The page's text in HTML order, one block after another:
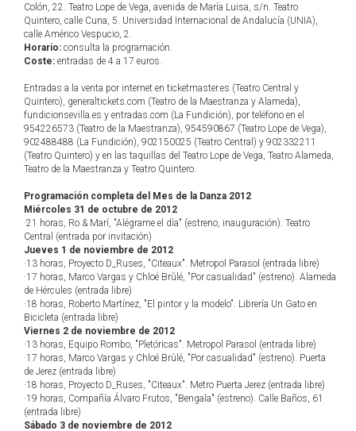
Colón, 22. Teatro Lope de Vega, avenida de María Luisa, s/n. Teatro
Quintero, calle Cuna, 5. Universidad Internacional de Andalucía (UNIA),
calle Américo Vespucio, 2.
Horario: consulta la programación.
Coste: entradas de 4 a 17 euros.
Entradas a la venta por internet en ticketmaster.es (Teatro Central y
Quintero), generaltickets.com (Teatro de la Maestranza y Alameda),
fundicionsevilla.es y entradas.com (La Fundición), por teléfono en el
954226573 (Teatro de la Maestranza), 954590867 (Teatro Lope de Vega),
902488488 (La Fundición), 902150025 (Teatro Central) y 902332211
(Teatro Quintero) y en las taquillas del Teatro Lope de Vega, Teatro Alameda,
Teatro de la Maestranza y Teatro Quintero.
Programación completa del Mes de la Danza 2012
Miércoles 31 de octubre de 2012
·21 horas, Ro & Marí, "Alégrame el día" (estreno, inauguración). Teatro
Central (entrada por invitación)
Jueves 1 de noviembre de 2012
·13 horas, Proyecto D_Ruses, "Citeaux". Metropol Parasol (entrada libre)
·17 horas, Marco Vargas y Chloé Brûlé, "Por casualidad" (estreno). Alameda
de Hércules (entrada libre)
·18 horas, Roberto Martínez, "El pintor y la modelo". Librería Un Gato en
Bicicleta (entrada libre)
Viernes 2 de noviembre de 2012
·13 horas, Equipo Rombo, "Pletóricas". Metropol Parasol (entrada libre)
·17 horas, Marco Vargas y Chloé Brûlé, "Por casualidad" (estreno). Puerta
de Jerez (entrada libre)
·18 horas, Proyecto D_Ruses, "Citeaux". Metro Puerta Jerez (entrada libre)
·19 horas, Compañía Álvaro Frutos, "Bengala" (estreno). Calle Baños, 61
(entrada libre)
Sábado 3 de noviembre de 2012